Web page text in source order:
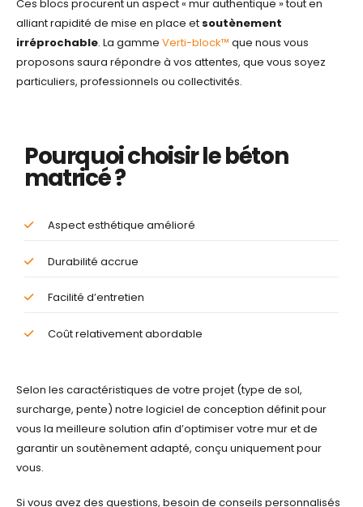
Ces blocs procurent un aspect « mur authentique » tout en
alliant rapidité de mise en place et soutènement
irréprochable. La gamme Verti-block™ que nous vous
proposons saura répondre à vos attentes, que vous soyez
particuliers, professionnels ou collectivités.
Pourquoi choisir le béton
matricé ?
Aspect esthétique amélioré
Durabilité accrue
Facilité d’entretien
Coût relativement abordable
Selon les caractéristiques de votre projet (type de sol,
surcharge, pente) notre logiciel de conception définit pour
vous la meilleure solution afin d’optimiser votre mur et de
garantir un soutènement adapté, conçu uniquement pour
vous.
Si vous avez des questions, besoin de conseils personnalisés